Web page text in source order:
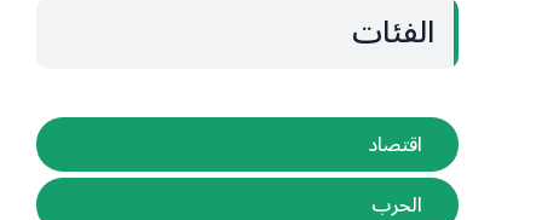
الفئات
اقتصاد
الحرب